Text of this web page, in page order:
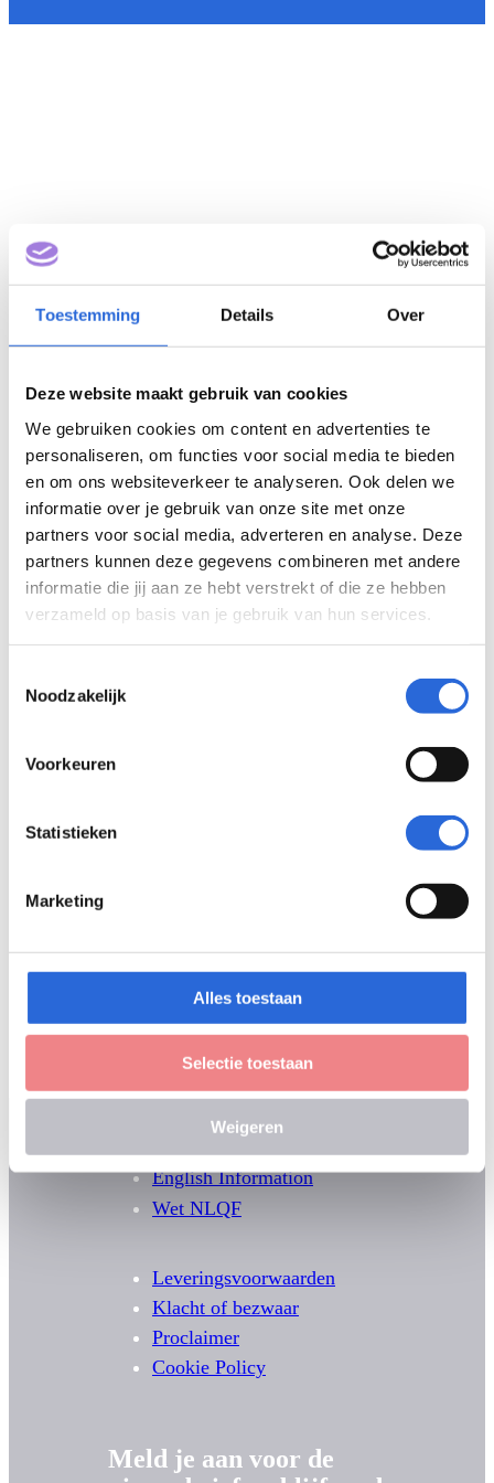
Toestemming Details Over
Deze website maakt gebruik van cookies
We gebruiken cookies om content en advertenties te
personaliseren, om functies voor social media te bieden
en om ons websiteverkeer te analyseren. Ook delen we
informatie over je gebruik van onze site met onze
partners voor social media, adverteren en analyse. Deze
partners kunnen deze gegevens combineren met andere
informatie die jij aan ze hebt verstrekt of die ze hebben
verzameld op basis van je gebruik van hun services.
Noodzakelijk
Voorkeuren
Statistieken
Marketing
Alles toestaan
Selectie toestaan
Weigeren
Betonstaallasser (Niveau 2)
Eigenaar: Stichting Vakbekwaamheid
Gebouwde Omgeving
English Information
Wet NLQF
Leveringsvoorwaarden
Klacht of bezwaar
Proclaimer
Cookie Policy
Meld je aan voor de